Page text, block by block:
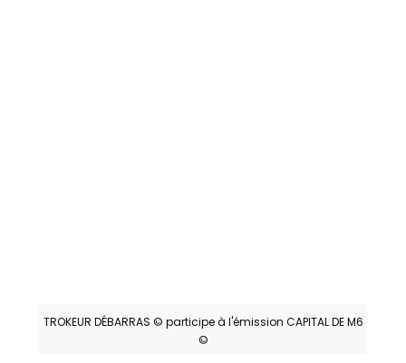
TROKEUR DÉBARRAS © participe à l'émission CAPITAL DE M6
©